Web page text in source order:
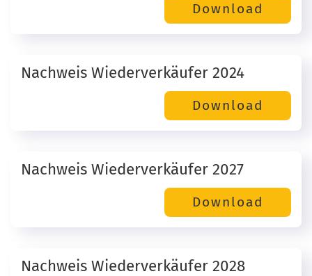
Nachweis Wiederverkäufer 2024
Nachweis Wiederverkäufer 2027
Nachweis Wiederverkäufer 2028